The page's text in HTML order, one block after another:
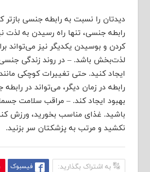
دیدتان را نسبت به رابطه جنسی بازتر
رابطه جنسی، تنها راه رسیدن به
کردن و بوسیدن یکدیگر نیز می‌تواند
لذت‌بخش باشد. – در روند زندگی
ایجاد کنید. حتی تغییرات کوچکی مانند
رابطه در زمان دیگر، می‌تواند در
بهبود ایجاد کند. – مراقب سلامت
باشید. غذای مناسب بخورید، ورزش
نکشید و مرتب به پزشکتان سر بزنید.
به اشتراک بگذارید: فیسبوک